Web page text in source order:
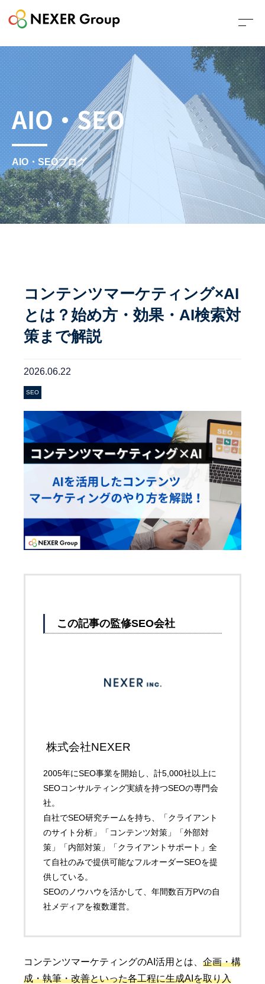
AIO・SEO
AIO・SEOブログ
コンテンツマーケティング×AI
とは？始め方・効果・AI検索対
策まで解説
2026.06.22
SEO
この記事の監修SEO会社
株式会社NEXER
2005年にSEO事業を開始し、計5,000社以上に
SEOコンサルティング実績を持つSEOの専門会
社。
自社でSEO研究チームを持ち、「クライアント
のサイト分析」「コンテンツ対策」「外部対
策」「内部対策」「クライアントサポート」全
て自社のみで提供可能なフルオーダーSEOを提
供している。
SEOのノウハウを活かして、年間数百万PVの自
社メディアを複数運営。
コンテンツマーケティングのAI活用とは、 企画・構
成・執筆・改善といった各工程に生成AIを取り入